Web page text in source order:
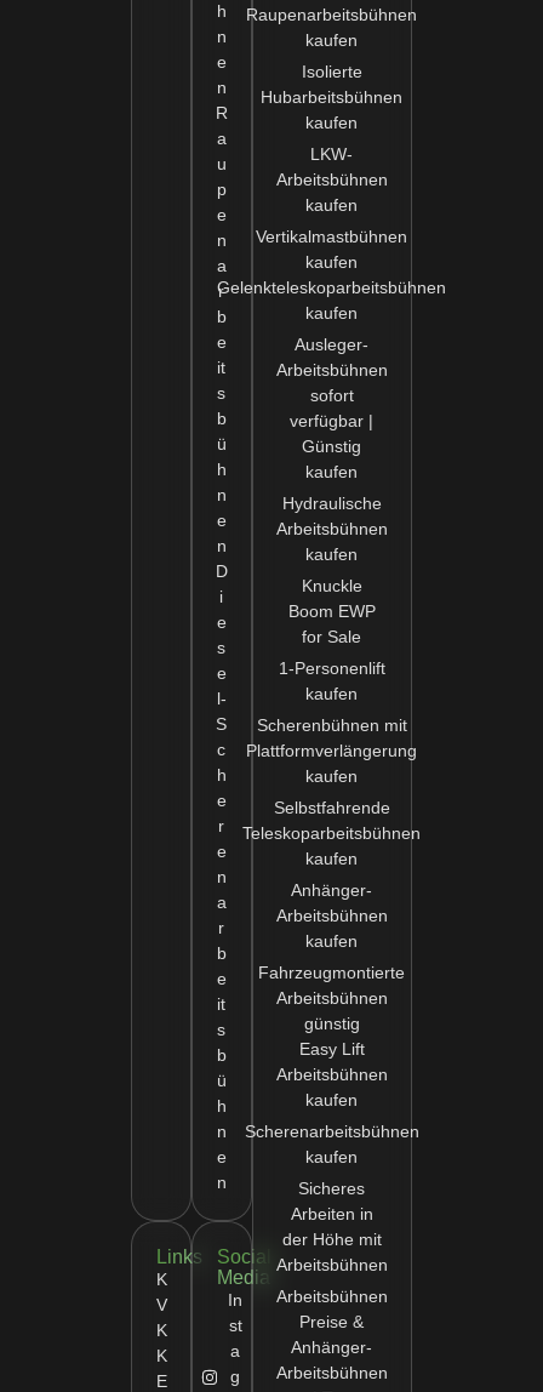
h
n
e
n
R
a
u
p
e
n
a
r
b
e
it
s
b
ü
h
n
e
n
D
i
e
s
e
l-
S
c
h
e
r
e
n
a
r
b
e
it
s
b
ü
h
n
e
n
Links
K
V
K
K
E
Social
Media
In
st
a
g
Raupenarbeitsbühnen
kaufen
Isolierte
Hubarbeitsbühnen
kaufen
LKW-
Arbeitsbühnen
kaufen
Vertikalmastbühnen
kaufen
Gelenkteleskoparbeitsbühnen
kaufen
Ausleger-
Arbeitsbühnen
sofort
verfügbar |
Günstig
kaufen
Hydraulische
Arbeitsbühnen
kaufen
Knuckle
Boom EWP
for Sale
1-Personenlift
kaufen
Scherenbühnen mit
Plattformverlängerung
kaufen
Selbstfahrende
Teleskoparbeitsbühnen
kaufen
Anhänger-
Arbeitsbühnen
kaufen
Fahrzeugmontierte
Arbeitsbühnen
günstig
Easy Lift
Arbeitsbühnen
kaufen
Scherenarbeitsbühnen
kaufen
Sicheres
Arbeiten in
der Höhe mit
Arbeitsbühnen
Arbeitsbühnen
Preise &
Anhänger-
Arbeitsbühnen